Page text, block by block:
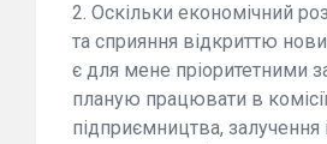
2. Оскільки економічний
та сприяння відкриттю
є для мене пріоритетними
планую працювати в
підприємництва, залучення